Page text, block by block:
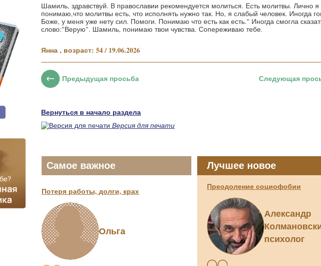
Шамиль, здравствуй. В православии рекомендуется молиться. Есть молитвы. Лично я
понимаю,что молитвы есть, что исполнять нужно так. Но, я слабый человек. Иногда
Боже, у меня уже нету сил. Помоги. Понимаю что есть как есть." Иногда смогла
слово:"Верую". Шамиль, понимаю твои чувства. Сопереживаю тебе.
Янна , возраст: 54 / 19.06.2026
Предыдущая просьба Следующая
Вернуться в начало раздела
Версия для печати
Самое важное
Потеря работы, долги, крах
Ольга
Лучшее новое
Преодоление социофобии
Александр
психолог